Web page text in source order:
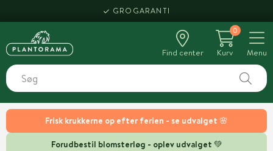
Frisk krukkerne op efter ferien - se udvalget 🌸
Forudbestil blomsterløg - oplev udvalget 💚
GROGARANTI
Find center
0
Kurv
Menu